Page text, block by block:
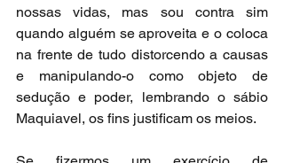
nossas vidas, mas sou contra sim
quando alguém se aproveita e o coloca
na frente de tudo distorcendo a causas
e manipulando-o como objeto de
sedução e poder, lembrando o sábio
Maquiavel, os fins justificam os meios.